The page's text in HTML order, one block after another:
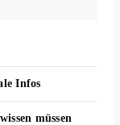
Infos
müssen